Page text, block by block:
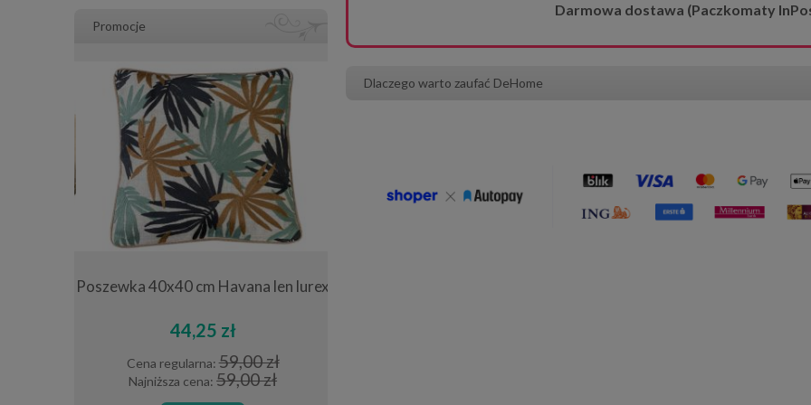
Promocje
Poszewka 40x40 cm Havana len lurex
44,25 zł
Cena regularna:59,00 zł
Najniższa cena: 59,00 zł
Darmowa dostawa (Paczkomaty
Dlaczego warto zaufać DeHome